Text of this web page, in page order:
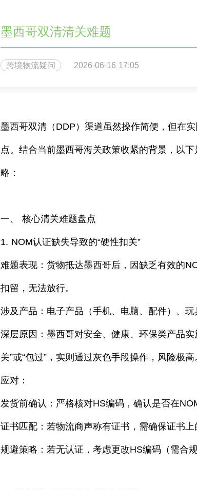
墨西哥双清清关难题
跨境物流疑问 2026-06-16 17:05
墨西哥双清（DDP）渠道虽然操作简便，但在
点。结合当前墨西哥海关政策收紧的背景，以
略：
一、 核心清关难题盘点
1. NOM认证缺失导致的“硬性扣关”
难题表现：货物抵达墨西哥后，因缺乏有效的
扣留，无法放行。
涉及产品：电子产品（手机、电脑、配件）、
深层原因：墨西哥对安全、健康、环保类产品
关”或“包过”，实则通过灰色手段操作，风险极
应对：
发货前确认：严格核对HS编码，确认是否在
证书匹配：若物流商声称有证书，需确保证书
规避策略：若无认证，考虑更改HS编码（需合